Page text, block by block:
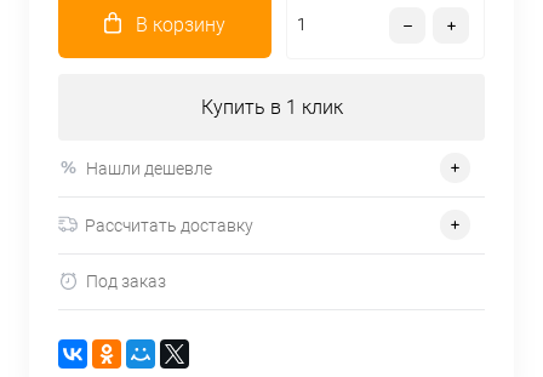
В корзину
Купить в 1 клик
Нашли дешевле
Рассчитать доставку
Под заказ